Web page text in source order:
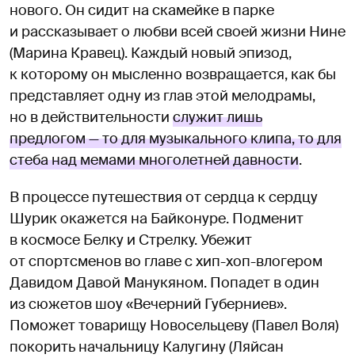
нового. Он сидит на скамейке в парке
и рассказывает о любви всей своей жизни Нине
(Марина Кравец). Каждый новый эпизод,
к которому он мысленно возвращается, как бы
представляет одну из глав этой мелодрамы,
но в действительности служит лишь
предлогом — то для музыкального клипа, то для
стеба над мемами многолетней давности.
В процессе путешествия от сердца к сердцу
Шурик окажется на Байконуре. Подменит
в космосе Белку и Стрелку. Убежит
от спортсменов во главе с хип-хоп-влогером
Давидом Давой Манукяном. Попадет в один
из сюжетов шоу «Вечерний Губерниев».
Поможет товарищу Новосельцеву (Павел Воля)
покорить начальницу Калугину (Ляйсан